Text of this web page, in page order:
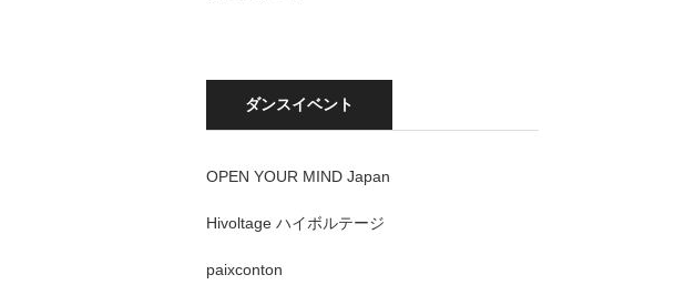
ダンスイベント
OPEN YOUR MIND Japan
Hivoltage ハイボルテージ
paixconton